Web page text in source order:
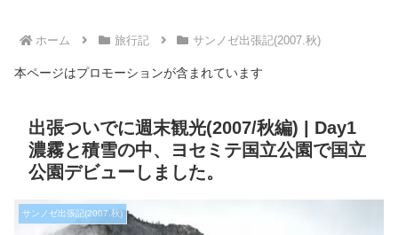
ホーム 旅行記 サンノゼ出張記(2007.秋)
本ページはプロモーションが含まれています
出張ついでに週末観光(2007/秋編) | Day1
濃霧と積雪の中、ヨセミテ国立公園で国立
公園デビューしました。
サンノゼ出張記(2007.秋)